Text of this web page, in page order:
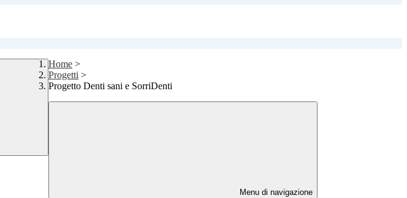
Home >
Progetti >
Progetto Denti sani e SorriDenti
Menu di navigazione